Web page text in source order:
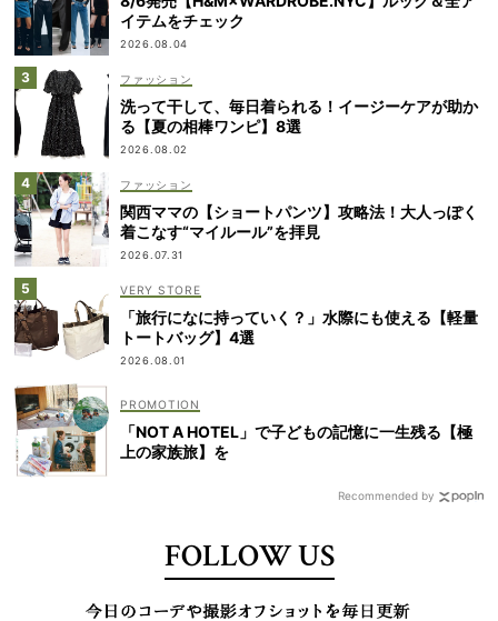
イテムをチェック
2026.08.04
ファッション
洗って干して、毎日着られる！イージーケアが助か
る【夏の相棒ワンピ】8選
2026.08.02
ファッション
関西ママの【ショートパンツ】攻略法！大人っぽく
着こなす“マイルール”を拝見
2026.07.31
VERY STORE
「旅行になに持っていく？」水際にも使える【軽量
トートバッグ】4選
2026.08.01
「NOT A HOTEL」で子どもの記憶に一生残る【極
上の家族旅】を
Recommended by
FOLLOW US